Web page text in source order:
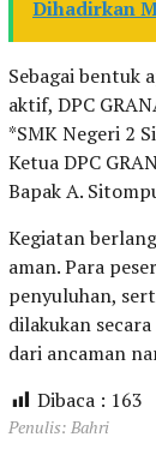
Dihadirkan
Sebagai bentuk
aktif, DPC
*SMK Negeri 2
Ketua DPC
Bapak A.
Kegiatan
aman. Para
penyuluhan,
dilakukan
dari ancaman
Dibaca : 163
Penulis: Bahri